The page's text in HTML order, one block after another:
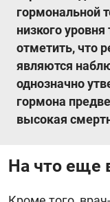
гормональной
низкого
отметить, что
являются
однозначно
гормона
высокая
На что еще